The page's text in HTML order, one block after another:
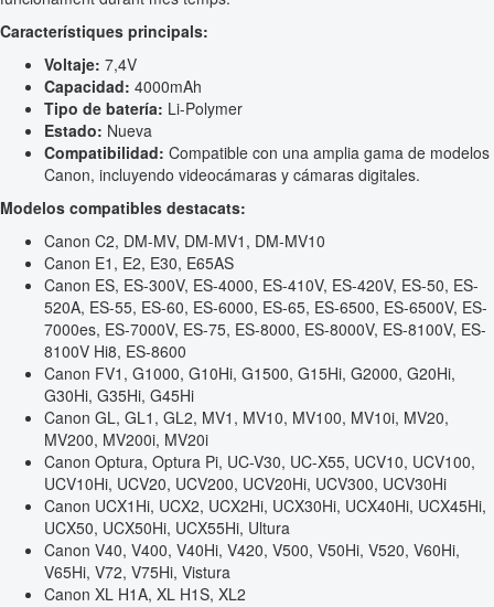
Característiques principals:
Voltaje: 7,4V
Capacidad: 4000mAh
Tipo de batería: Li-Polymer
Estado: Nueva
Compatibilidad: Compatible con una amplia gama de modelos
Canon, incluyendo videocámaras y cámaras digitales.
Modelos compatibles destacats:
Canon C2, DM-MV, DM-MV1, DM-MV10
Canon E1, E2, E30, E65AS
Canon ES, ES-300V, ES-4000, ES-410V, ES-420V, ES-50, ES-
520A, ES-55, ES-60, ES-6000, ES-65, ES-6500, ES-6500V, ES-
7000es, ES-7000V, ES-75, ES-8000, ES-8000V, ES-8100V, ES-
8100V Hi8, ES-8600
Canon FV1, G1000, G10Hi, G1500, G15Hi, G2000, G20Hi,
G30Hi, G35Hi, G45Hi
Canon GL, GL1, GL2, MV1, MV10, MV100, MV10i, MV20,
MV200, MV200i, MV20i
Canon Optura, Optura Pi, UC-V30, UC-X55, UCV10, UCV100,
UCV10Hi, UCV20, UCV200, UCV20Hi, UCV300, UCV30Hi
Canon UCX1Hi, UCX2, UCX2Hi, UCX30Hi, UCX40Hi, UCX45Hi,
UCX50, UCX50Hi, UCX55Hi, Ultura
Canon V40, V400, V40Hi, V420, V500, V50Hi, V520, V60Hi,
V65Hi, V72, V75Hi, Vistura
Canon XL H1A, XL H1S, XL2